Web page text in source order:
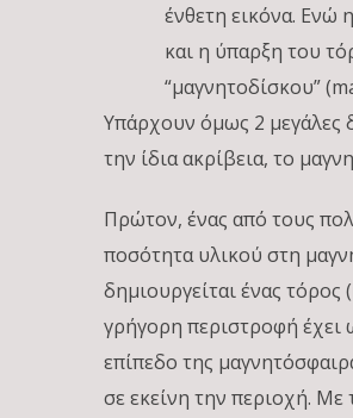
ένθετη εικόνα. Ενώ
και η ύπαρξη του
“μαγνητοδίσκου”
Υπάρχουν όμως 2 μεγάλες
την ίδια ακρίβεια, το
Πρώτον, ένας από τους
ποσότητα υλικού στη
δημιουργείται ένας
γρήγορη περιστροφή έχει
επίπεδο της
σε εκείνη την περιοχή. Με